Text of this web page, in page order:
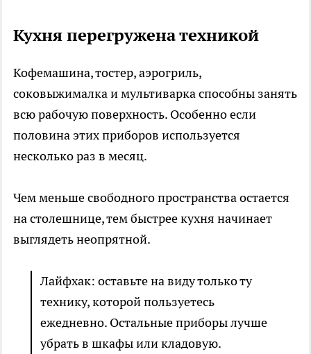
Кухня перегружена техникой
Кофемашина, тостер, аэрогриль,
соковыжималка и мультиварка способны занять
всю рабочую поверхность. Особенно если
половина этих приборов используется
несколько раз в месяц.
Чем меньше свободного пространства остается
на столешнице, тем быстрее кухня начинает
выглядеть неопрятной.
Лайфхак: оставьте на виду только ту
технику, которой пользуетесь
ежедневно. Остальные приборы лучше
убрать в шкафы или кладовую.